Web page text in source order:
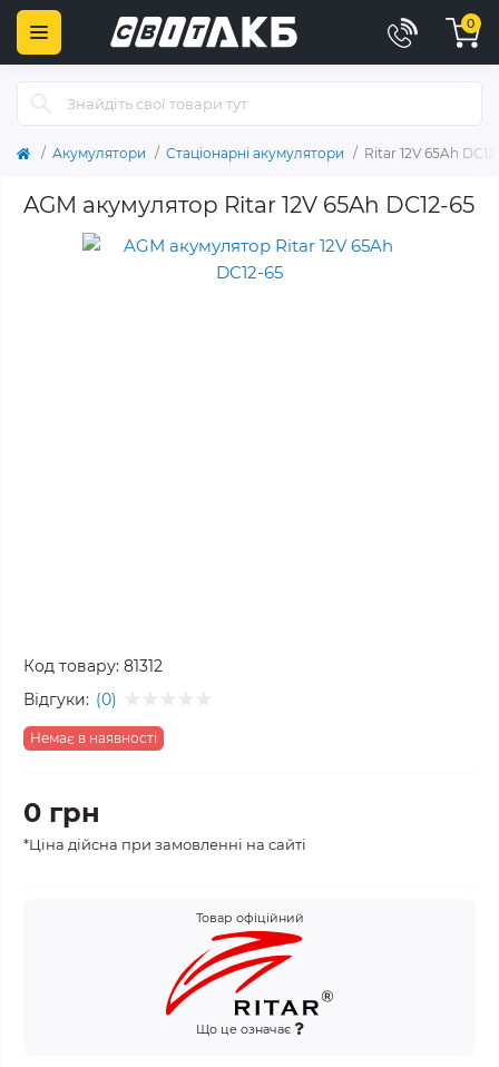
0
Акумулятори Стаціонарні акумулятори Ritar 12V 65Ah
AGM акумулятор Ritar 12V 65Ah DC12-65
Код товару: 81312
Відгуки: (0)
Немає в наявності
0 грн
*Ціна дійсна при замовленні на сайті
Товар офіційний
Що це означає